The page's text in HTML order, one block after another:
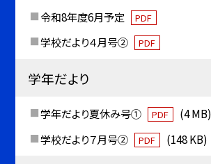
令和8年度6月予定
PDF
学校だより４月号② PDF
学年だより
学年だより夏休み号① PDF
(4 MB)
学校だより７月号②
PDF (148 KB)